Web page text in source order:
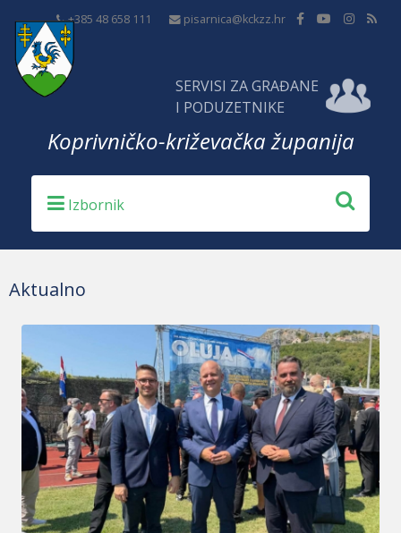
+385 48 658 111 pisarnica@kckzz.hr
SERVISI ZA GRAĐANE
I PODUZETNIKE
Koprivničko-križevačka županija
Aktualno